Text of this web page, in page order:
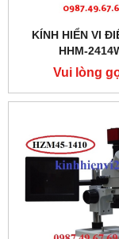
KÍNH HIỂN VI
HHM-
Vui lòng